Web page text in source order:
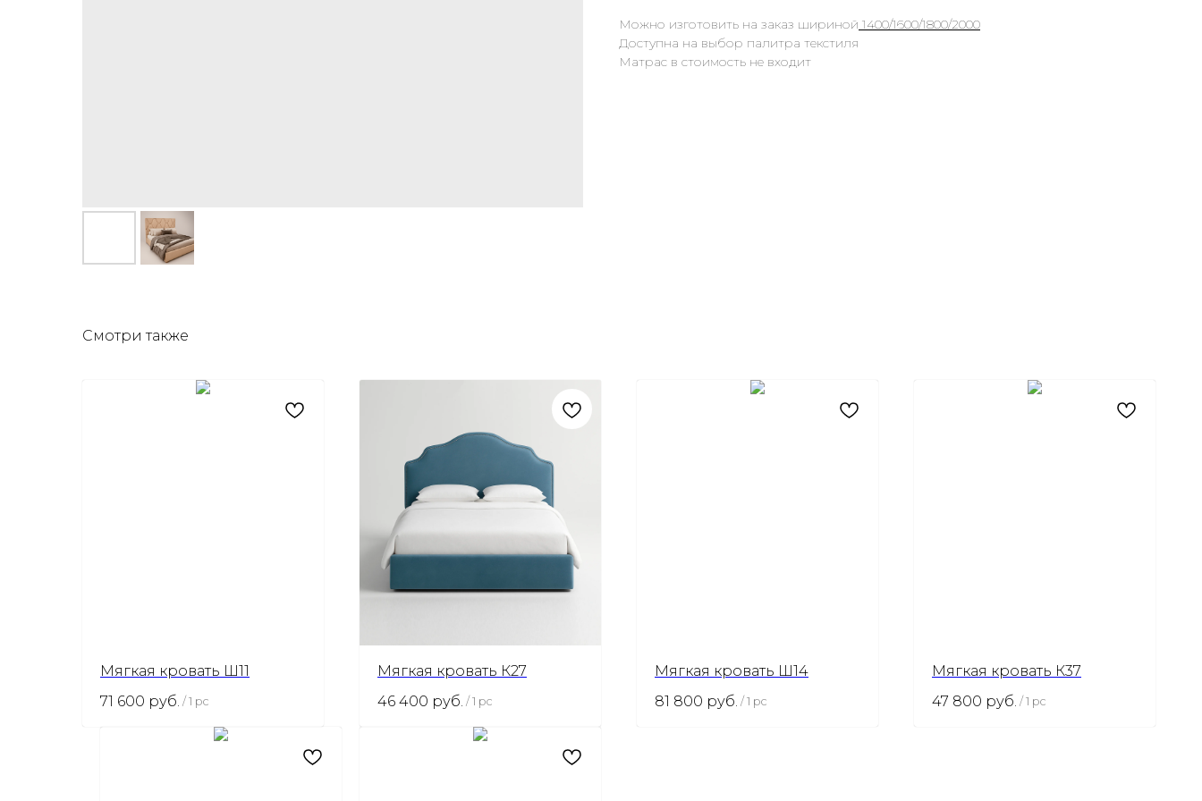
Можно изготовить на заказ шириной 1400/1600/1800/2000
Доступна на выбор палитра текстиля
Матрас в стоимость не входит
Смотри также
Мягкая кровать Ш11
71 600 руб. / 1 pc
Мягкая кровать К27
46 400 руб. / 1 pc
Мягкая кровать Ш14
81 800 руб. / 1 pc
Мягкая кровать К37
47 800 руб. / 1 pc